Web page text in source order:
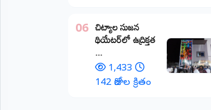
06 చిట్యాల సుజన
థియేటర్‌లో ఉద్రిక్తత
...
1,433
142 రోజుల క్రితం